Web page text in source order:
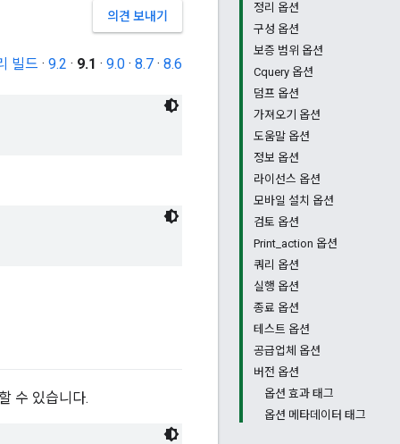
정리 옵션
구성 옵션
보증 범위 옵션
Cquery 옵션
덤프 옵션
가져오기 옵션
도움말 옵션
정보 옵션
라이선스 옵션
모바일 설치 옵션
검토 옵션
Print_action 옵션
쿼리 옵션
실행 옵션
종료 옵션
테스트 옵션
공급업체 옵션
버전 옵션
옵션 효과 태그
옵션 메타데이터 태그
의견 보내기
빌드 · 9.2 · 9.1 · 9.0 · 8.7 · 8.6
수 있습니다.